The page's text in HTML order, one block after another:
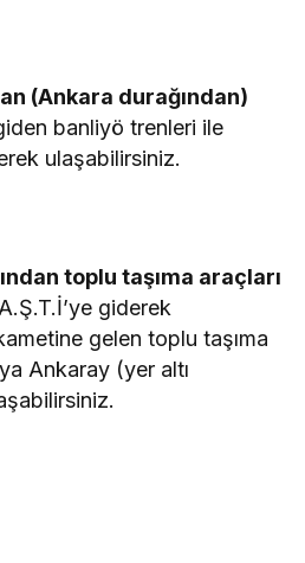
(Ankara durağından)
banliyö trenleri ile
ulaşabilirsiniz.
toplu taşıma araçları
giderek
gelen toplu taşıma
Ankaray (yer altı